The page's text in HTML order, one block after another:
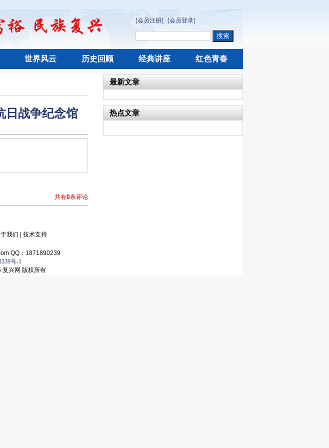
[会员注册] [会员登录]
世界风云 历史回顾 经典讲座 红色青春
战争纪念馆
共有0条评论
最新文章
热点文章
我们 技术支持
QQ：1871890239
号-1
兴网 版权所有